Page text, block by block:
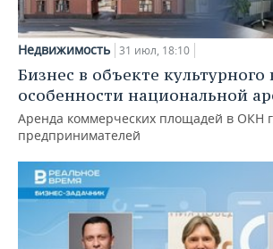
Недвижимость 31 июл, 18:10
Бизнес в объекте культурного
особенности национальной
Аренда коммерческих площадей в ОКН
предпринимателей